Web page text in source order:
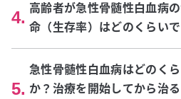
4. 高齢者が急性骨髄性白血病
命（生存率）はどのくらい
5.
急性骨髄性白血病はどのく
か？治療を開始してから治